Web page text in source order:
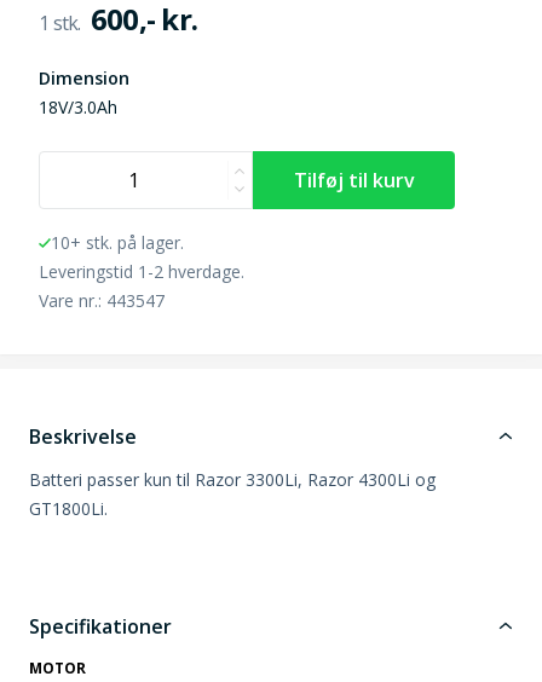
600,- kr.
Dimension
18V/3.0Ah
10+ stk. på lager.
Leveringstid 1-2 hverdage.
Vare nr.: 443547
Beskrivelse
Batteri passer kun til Razor 3300Li, Razor 4300Li og
GT1800Li.
Specifikationer
MOTOR